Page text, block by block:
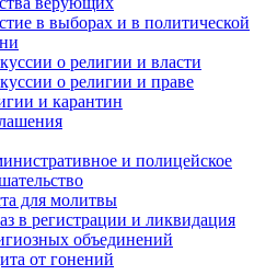
в выборах и в политической
о религии и власти
о религии и праве
и карантин
и полицейское
для молитвы
в регистрации и ликвидация
объединений
от гонений